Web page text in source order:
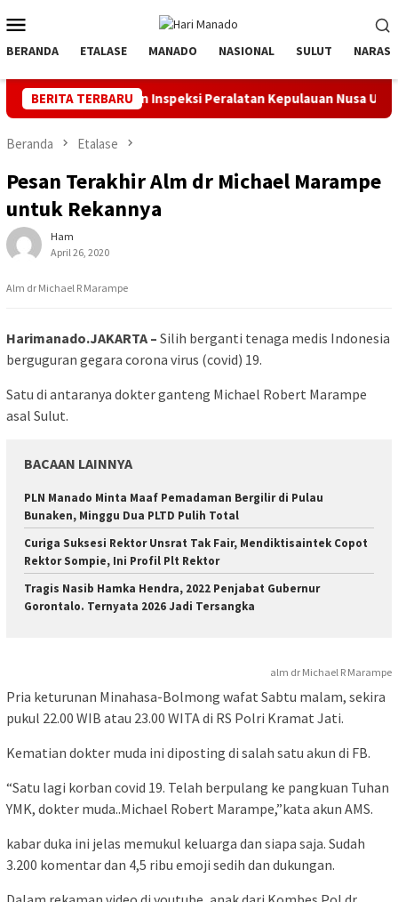
ke
kontenMobile
BERANDA ETALASE MANADO NASIONAL SULUT NARASI
BERITA TERBARU
dan Inspeksi Peralatan Kepulauan Nusa Utara PLN
Beranda Etalase
Pesan Terakhir Alm dr Michael Marampe
untuk Rekannya
Ham
April 26, 2020
Alm dr Michael R Marampe
Harimanado.JAKARTA – Silih berganti tenaga medis Indonesia
berguguran gegara corona virus (covid) 19.
Satu di antaranya dokter ganteng Michael Robert Marampe
asal Sulut.
BACAAN LAINNYA
PLN Manado Minta Maaf Pemadaman Bergilir di Pulau
Bunaken, Minggu Dua PLTD Pulih Total
Curiga Suksesi Rektor Unsrat Tak Fair, Mendiktisaintek Copot
Rektor Sompie, Ini Profil Plt Rektor
Tragis Nasib Hamka Hendra, 2022 Penjabat Gubernur
Gorontalo. Ternyata 2026 Jadi Tersangka
alm dr Michael R Marampe
Pria keturunan Minahasa-Bolmong wafat Sabtu malam, sekira
pukul 22.00 WIB atau 23.00 WITA di RS Polri Kramat Jati.
Kematian dokter muda ini diposting di salah satu akun di FB.
“Satu lagi korban covid 19. Telah berpulang ke pangkuan Tuhan
YMK, dokter muda..Michael Robert Marampe,”kata akun AMS.
kabar duka ini jelas memukul keluarga dan siapa saja. Sudah
3.200 komentar dan 4,5 ribu emoji sedih dan dukungan.